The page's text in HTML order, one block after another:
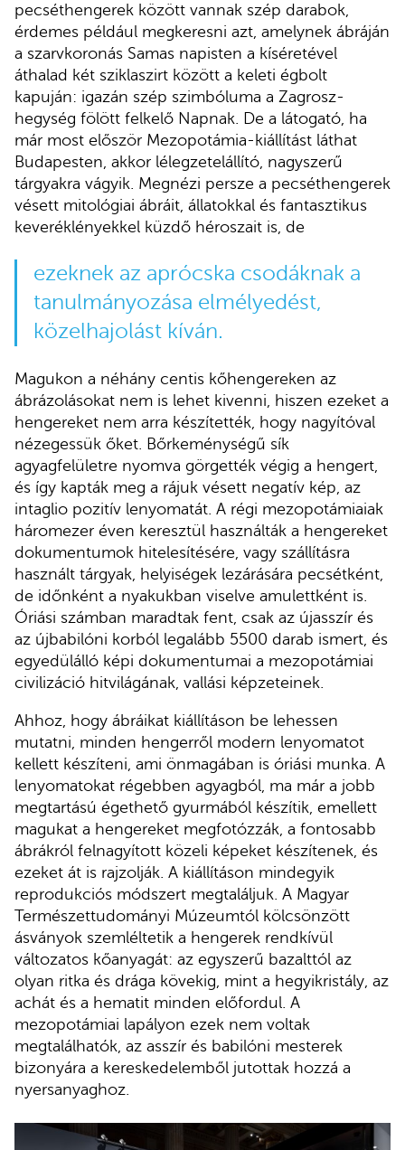
pecséthengerek között vannak szép darabok,
érdemes például megkeresni azt, amelynek ábráján
a szarvkoronás Samas napisten a kíséretével
áthalad két sziklaszirt között a keleti égbolt
kapuján: igazán szép szimbóluma a Zagrosz-
hegység fölött felkelő Napnak. De a látogató, ha
már most először Mezopotámia-kiállítást láthat
Budapesten, akkor lélegzetelállító, nagyszerű
tárgyakra vágyik. Megnézi persze a pecséthengerek
vésett mitológiai ábráit, állatokkal és fantasztikus
keveréklényekkel küzdő héroszait is, de
ezeknek az aprócska csodáknak a
tanulmányozása elmélyedést,
közelhajolást kíván.
Magukon a néhány centis kőhengereken az
ábrázolásokat nem is lehet kivenni, hiszen ezeket a
hengereket nem arra készítették, hogy nagyítóval
nézegessük őket. Bőrkeménységű sík
agyagfelületre nyomva görgették végig a hengert,
és így kapták meg a rájuk vésett negatív kép, az
intaglio pozitív lenyomatát. A régi mezopotámiaiak
háromezer éven keresztül használták a hengereket
dokumentumok hitelesítésére, vagy szállításra
használt tárgyak, helyiségek lezárására pecsétként,
de időnként a nyakukban viselve amulettként is.
Óriási számban maradtak fent, csak az újasszír és
az újbabilóni korból legalább 5500 darab ismert, és
egyedülálló képi dokumentumai a mezopotámiai
civilizáció hitvilágának, vallási képzeteinek.
Ahhoz, hogy ábráikat kiállításon be lehessen
mutatni, minden hengerről modern lenyomatot
kellett készíteni, ami önmagában is óriási munka. A
lenyomatokat régebben agyagból, ma már a jobb
megtartású égethető gyurmából készítik, emellett
magukat a hengereket megfotózzák, a fontosabb
ábrákról felnagyított közeli képeket készítenek, és
ezeket át is rajzolják. A kiállításon mindegyik
reprodukciós módszert megtaláljuk. A Magyar
Természettudományi Múzeumtól kölcsönzött
ásványok szemléltetik a hengerek rendkívül
változatos kőanyagát: az egyszerű bazalttól az
olyan ritka és drága kövekig, mint a hegyikristály, az
achát és a hematit minden előfordul. A
mezopotámiai lapályon ezek nem voltak
megtalálhatók, az asszír és babilóni mesterek
bizonyára a kereskedelemből jutottak hozzá a
nyersanyaghoz.